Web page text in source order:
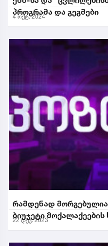
პროგრამა და გეგმები
4 ოქტ. 2024
რამდენად
ბიუჯეტი მოქალაქეების
22 დეკ. 2023